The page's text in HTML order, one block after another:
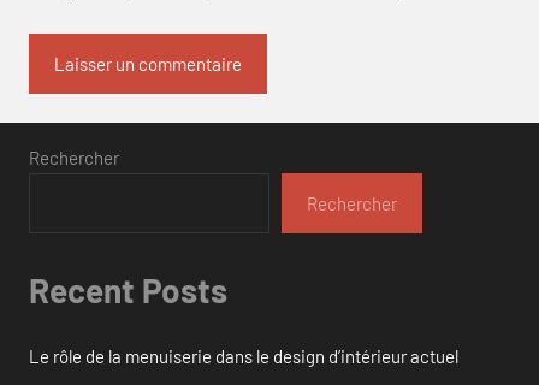
Rechercher
Rechercher
Recent Posts
Le rôle de la menuiserie dans le design d’intérieur actuel